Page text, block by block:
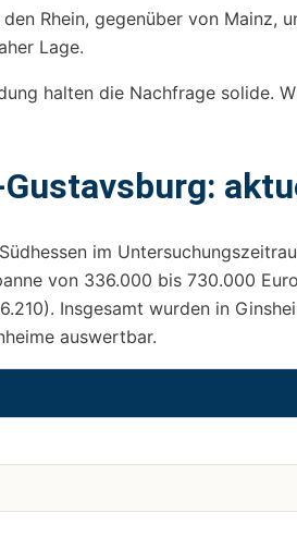
Rhein, gegenüber von
Lage.
halten die Nachfrage solide.
im
von 336.000 bis 730.000
Insgesamt wurden in
auswertbar.